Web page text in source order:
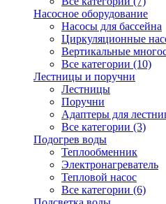
Насосное оборудование
Насосы для бассейна
Циркуляционные
Вертикальные
Все категории (10)
Лестницы и поручни
Лестницы
Поручни
Адаптеры для
Все категории (3)
Подогрев воды
Теплообменник
Электронагреватель
Тепловой насос
Все категории (6)